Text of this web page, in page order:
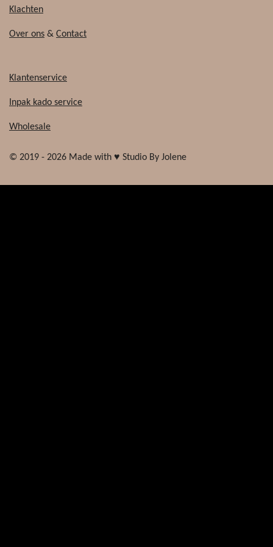
Klachten
Over ons & Contact
Klantenservice
Inpak kado service
Wholesale
© 2019 - 2026 Made with ♥ Studio By Jolene